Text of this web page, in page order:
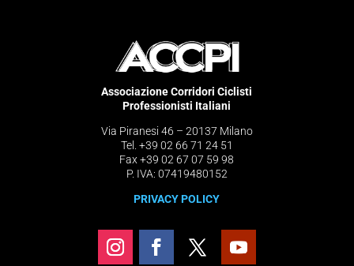
Associazione Corridori Ciclisti
Professionisti Italiani
Via Piranesi 46 – 20137 Milano
Tel. +39 02 66 71 24 51
Fax +39 02 67 07 59 98
P. IVA: 07419480152
PRIVACY POLICY